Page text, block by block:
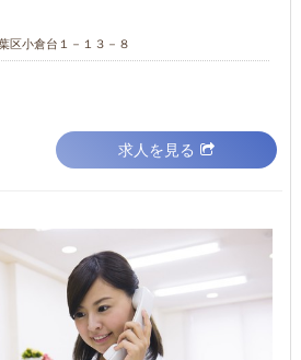
区小倉台１－１３－８
求人を見る